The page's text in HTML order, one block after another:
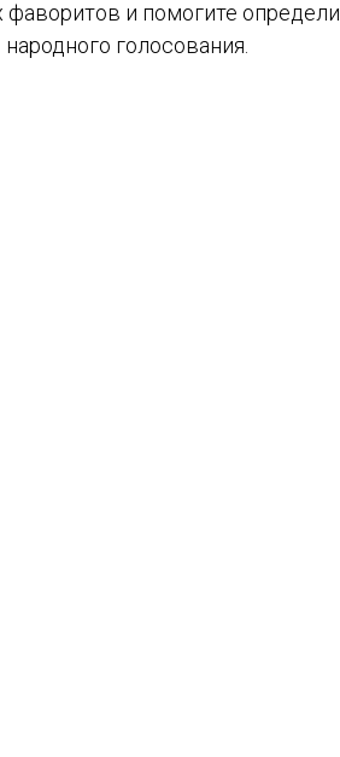
и помогите
народного голосования.